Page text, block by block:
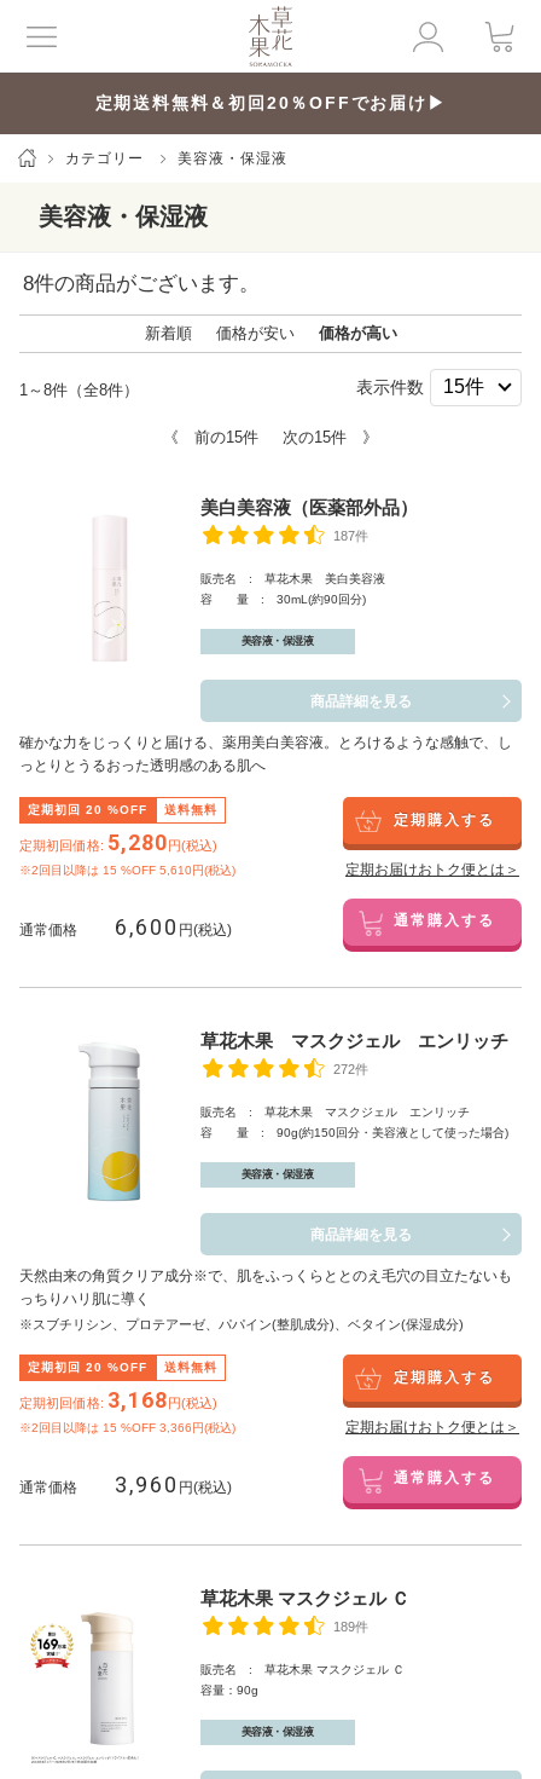
定期送料無料＆初回20％OFFでお届け▶
カテゴリー 美容液・保湿液
美容液・保湿液
8件の商品がございます。
新着順 価格が安い 価格が高い
1～8件（全8件） 表示件数
《 前の15件 次の15件 》
美白美容液（医薬部外品）
187件
販売名 : 草花木果 美白美容液
容 量 : 30mL(約90回分)
美容液・保湿液
商品詳細を見る
確かな力をじっくりと届ける、薬用美白美容液。とろけるような感触で、し
っとりとうるおった透明感のある肌へ
定期初回 20 %OFF 送料無料
定期初回価格: 5,280円(税込)
※2回目以降は 15 %OFF 5,610円(税込)
定期購入する
定期お届けおトク便とは＞
通常価格 6,600 円(税込) 通常購入する
草花木果 マスクジェル エンリッチ
272件
販売名 : 草花木果 マスクジェル エンリッチ
容 量 : 90g(約150回分・美容液として使った場合)
美容液・保湿液
商品詳細を見る
天然由来の角質クリア成分※で、肌をふっくらととのえ毛穴の目立たないも
っちりハリ肌に導く
※スブチリシン、プロテアーゼ、パパイン(整肌成分)、ベタイン(保湿成分)
定期初回 20 %OFF 送料無料
定期初回価格: 3,168円(税込)
※2回目以降は 15 %OFF 3,366円(税込)
定期購入する
定期お届けおトク便とは＞
通常価格 3,960 円(税込) 通常購入する
草花木果 マスクジェル Ｃ
189件
販売名 : 草花木果 マスクジェル Ｃ
容量：90g
美容液・保湿液